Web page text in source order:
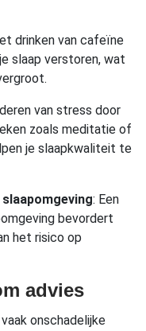
drinken van cafeïne
slaap verstoren, wat
van stress door
zoals meditatie of
je slaapkwaliteit te
: Een
bevordert
het risico op
advies
onschadelijke